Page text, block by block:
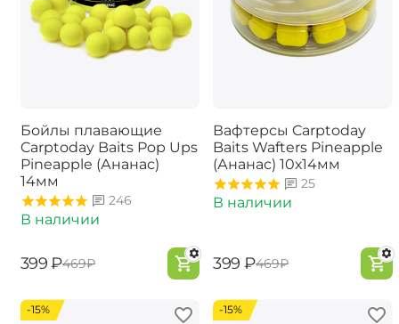
Бойлы плавающие
Carptoday Baits Pop Ups
Pineapple (Ананас)
14мм
246
В наличии
‍399‍ ₽‍469‍₽
Вафтерсы Carptoday
Baits Wafters Pineapple
(Ананас) 10х14мм
25
В наличии
‍399‍ ₽‍469‍₽
-15% -15%